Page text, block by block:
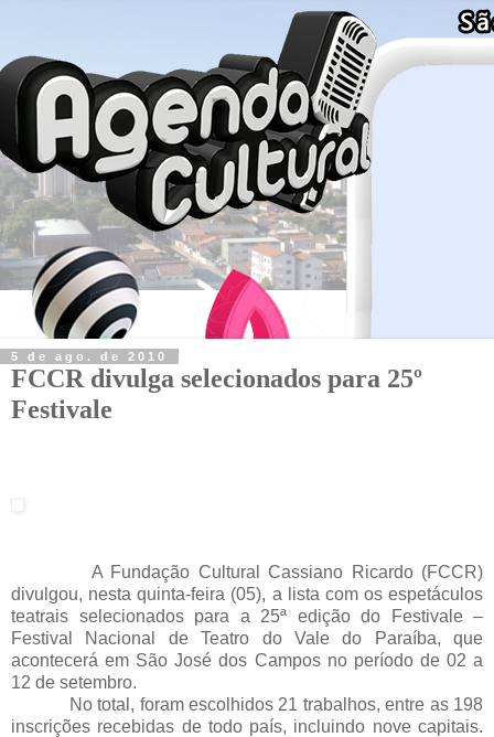
5 de ago. de 2010
FCCR divulga selecionados para 25º
Festivale
A Fundação Cultural Cassiano Ricardo (FCCR)
divulgou, nesta quinta-feira (05), a lista com os espetáculos
teatrais selecionados para a 25ª edição do Festivale –
Festival Nacional de Teatro do Vale do Paraíba, que
aconteceráem São José dos Campos no período de 02 a
12 de setembro.
No total, foram escolhidos 21 trabalhos, entre as 198
inscrições recebidas de todo país, incluindo nove capitais.